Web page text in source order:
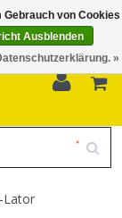
- 16.00
0
Lator
Gebrauch von Cookies
Ausblenden
»